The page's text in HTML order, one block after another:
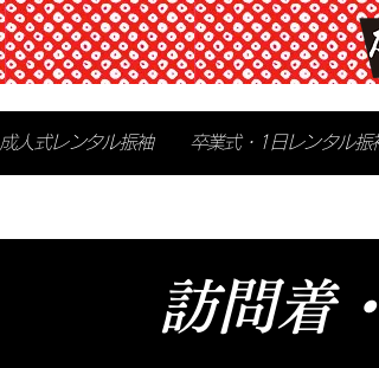
成人式レンタル振袖 卒業式・1日レンタル振
訪問着